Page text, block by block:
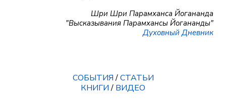
Шри Шри Парамханса Йогананда
"Высказывания Парамхансы Йогананды"
Духовный Дневник
СОБЫТИЯ/СТАТЬИ
КНИГИ/ ВИДЕО